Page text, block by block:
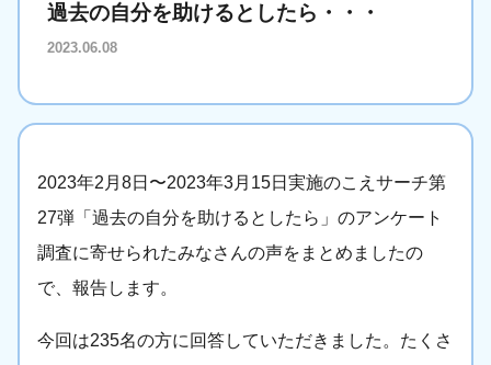
過去の自分を助けるとしたら・・・
2023.06.08
2023年2月8日〜2023年3月15日実施のこえサーチ第
27弾「過去の自分を助けるとしたら」のアンケート
調査に寄せられたみなさんの声をまとめましたの
で、報告します。
今回は235名の方に回答していただきました。たくさ